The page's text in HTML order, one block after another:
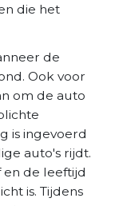
die het
de
Ook voor
om de auto
is ingevoerd
auto's rijdt.
en de leeftijd
is. Tijdens